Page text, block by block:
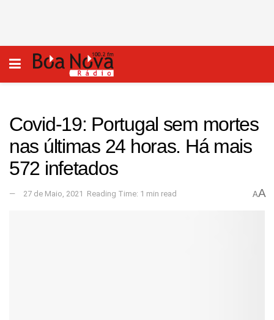
Covid-19: Portugal sem mortes
nas últimas 24 horas. Há mais
572 infetados
27 de Maio, 2021 Reading Time: 1 min read AA